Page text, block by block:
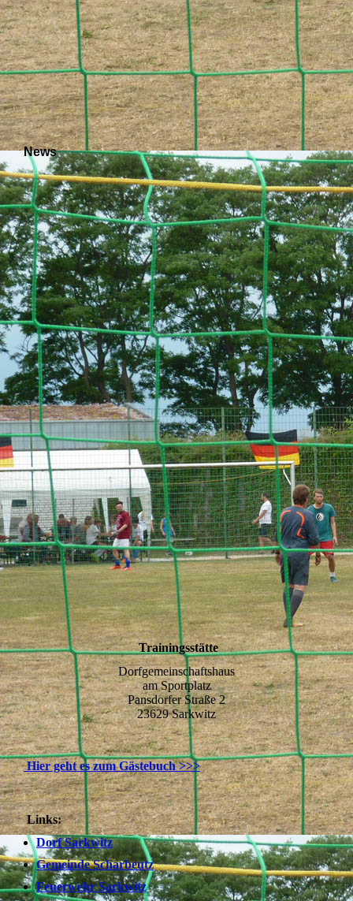
News
Dorfgemeinschaftshaus
Trainingsstätte
Dorfgemeinschaftshaus
am Sportplatz
Pansdorfer Straße 2
23629 Sarkwitz
Hier geht es zum Gästebuch >>>
Links:
Dorf Sarkwitz
Gemeinde Scharbeutz
Feuerwehr Sarkwitz